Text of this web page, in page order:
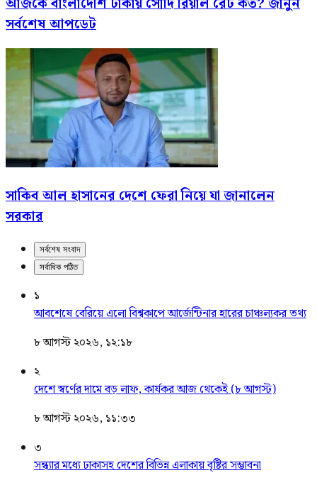
সর্বশেষ আপডেট
সাকিব আল হাসানের দেশে ফেরা নিয়ে যা জানালেন
সরকার
সর্বশেষ সংবাদ
সর্বাধিক পঠিত
১
আবশেষে বেরিয়ে এলো বিশ্বকাপে আর্জেন্টিনার হারের চাঞ্চল্যকর তথ্য
৮ আগস্ট ২০২৬, ১২:১৮
২
দেশে স্বর্ণের দামে বড় লাফ, কার্যকর আজ থেকেই (৮ আগস্ট)
৮ আগস্ট ২০২৬, ১১:৩৩
৩
সন্ধ্যার মধ্যে ঢাকাসহ দেশের বিভিন্ন এলাকায় বৃষ্টির সম্ভাবনা